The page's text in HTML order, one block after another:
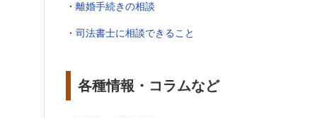
・ 離婚手続きの相談
・ 司法書士に相談できること
各種情報・コラムなど